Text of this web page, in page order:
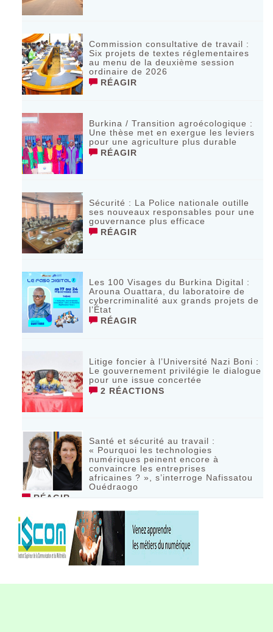
Commission consultative de travail :
Six projets de textes réglementaires
au menu de la deuxième session
ordinaire de 2026
RÉAGIR
Burkina / Transition agroécologique :
Une thèse met en exergue les leviers
pour une agriculture plus durable
RÉAGIR
Sécurité : La Police nationale outille
ses nouveaux responsables pour une
gouvernance plus efficace
RÉAGIR
Les 100 Visages du Burkina Digital :
Arouna Ouattara, du laboratoire de
cybercriminalité aux grands projets de
l’État
RÉAGIR
Litige foncier à l’Université Nazi Boni :
Le gouvernement privilégie le dialogue
pour une issue concertée
2 RÉACTIONS
Santé et sécurité au travail :
« Pourquoi les technologies
numériques peinent encore à
convaincre les entreprises
africaines ? », s’interroge Nafissatou
Ouédraogo
RÉAGIR